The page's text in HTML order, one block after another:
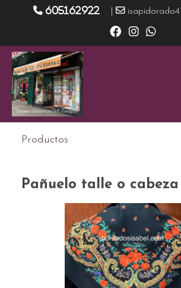
605162922
Productos
Pañuelo talle o cabeza